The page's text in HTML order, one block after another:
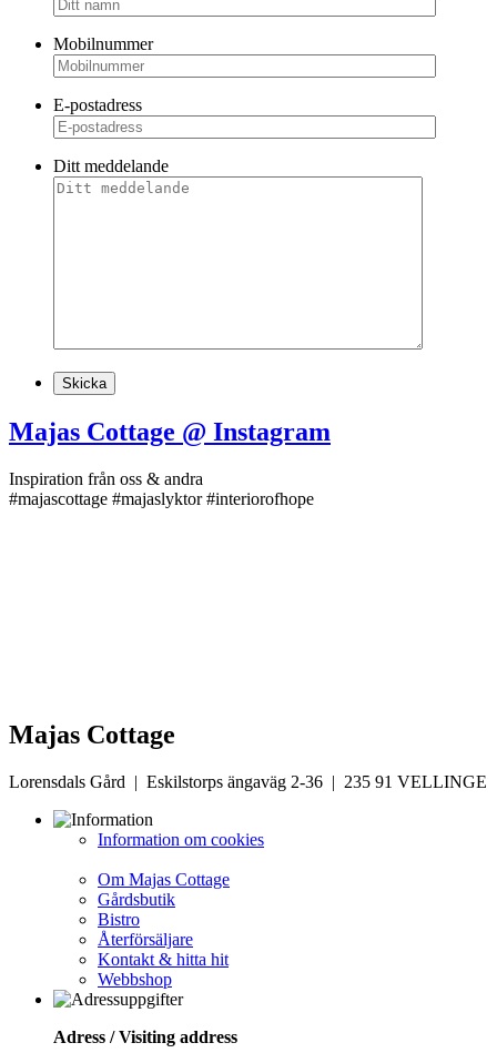
Mobilnummer
E-postadress
Ditt meddelande
Majas Cottage @ Instagram
Inspiration från oss & andra
#majascottage #majaslyktor #interiorofhope
Majas Cottage
Lorensdals Gård | Eskilstorps ängaväg 2-36 | 235 91 VELLINGE
Information om cookies
Om Majas Cottage
Gårdsbutik
Bistro
Återförsäljare
Kontakt & hitta hit
Webbshop
Adress / Visiting address